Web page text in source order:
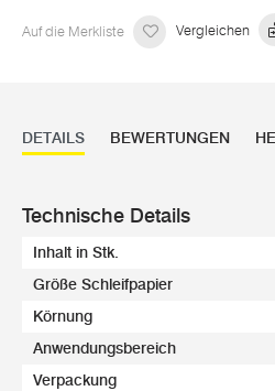
Auf die Merkliste Vergleichen
DETAILS BEWERTUNGEN
Technische Details
Inhalt in Stk.
Größe Schleifpapier
Körnung
Anwendungsbereich
Verpackung